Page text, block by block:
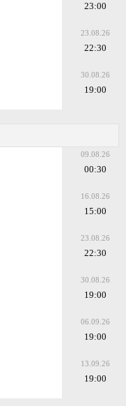
23:00
23.08.26
22:30
30.08.26
19:00
09.08.26
00:30
16.08.26
15:00
23.08.26
22:30
30.08.26
19:00
06.09.26
19:00
13.09.26
19:00